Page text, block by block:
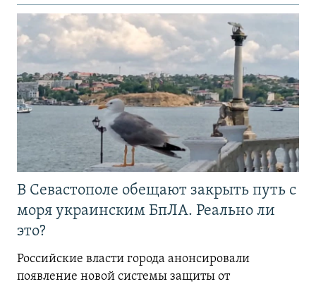
В Севастополе обещают закрыть путь с
моря украинским БпЛА. Реально ли
это?
Российские власти города анонсировали
появление новой системы защиты от